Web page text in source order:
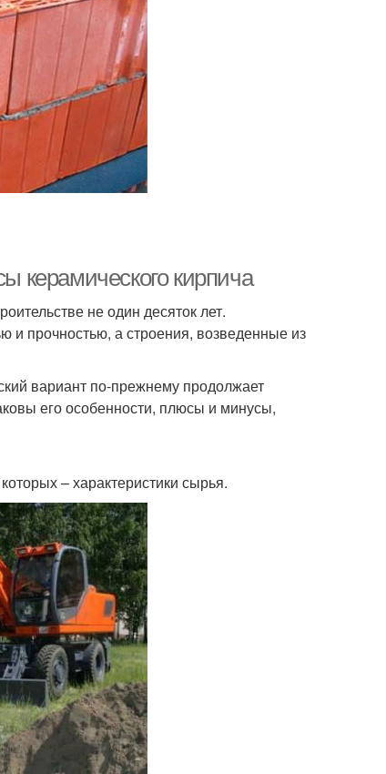
керамического кирпича
не один десяток лет.
и прочностью, а строения, возведенные из
вариант по-прежнему продолжает
его особенности, плюсы и минусы,
– характеристики сырья.